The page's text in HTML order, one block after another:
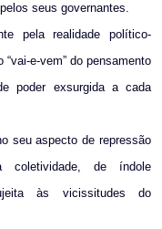
seus governantes.
pela realidade político-
e-vem” do pensamento
poder exsurgida a cada
seu aspecto de repressão
coletividade, de índole
às vicissitudes do